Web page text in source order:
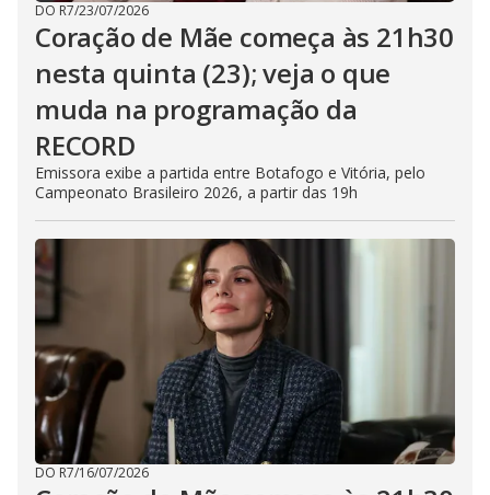
DO R7/23/07/2026
Coração de Mãe começa às 21h30
nesta quinta (23); veja o que
muda na programação da
RECORD
Emissora exibe a partida entre Botafogo e Vitória, pelo
Campeonato Brasileiro 2026, a partir das 19h
DO R7/16/07/2026